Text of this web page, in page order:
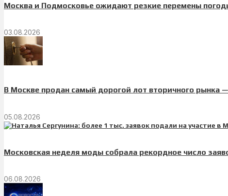
Москва и Подмосковье ожидают резкие перемены
03.08.2026
В Москве продан самый дорогой лот вторичного рынка
05.08.2026
Московская неделя моды собрала рекордное число
06.08.2026